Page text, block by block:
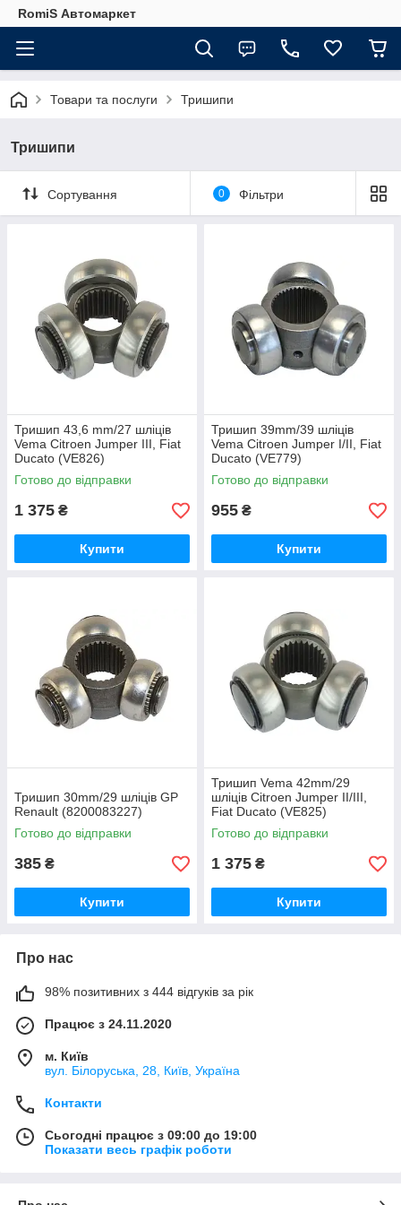
RomiS Автомаркет
Товари та послуги Тришипи
Тришипи
Сортування 0 Фільтри
Тришип 43,6 mm/27 шліців
Vema Citroen Jumper III, Fiat
Ducato (VE826)
Готово до відправки
1 375 ₴
Купити
Тришип 39mm/39 шліців
Vema Citroen Jumper I/II, Fiat
Ducato (VE779)
Готово до відправки
955 ₴
Купити
Тришип 30mm/29 шліців GP
Renault (8200083227)
Готово до відправки
385 ₴
Купити
Тришип Vema 42mm/29
шліців Citroen Jumper II/III,
Fiat Ducato (VE825)
Готово до відправки
1 375 ₴
Купити
Про нас
98% позитивних з 444 відгуків за рік
Працює з 24.11.2020
м. Київ
вул. Білоруська, 28, Київ, Україна
Контакти
Сьогодні працює з 09:00 до 19:00
Показати весь графік роботи